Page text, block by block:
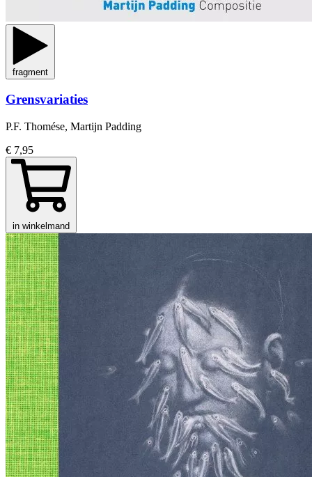
fragment
Grensvariaties
P.F. Thomése, Martijn Padding
€ 7,95
in winkelmand